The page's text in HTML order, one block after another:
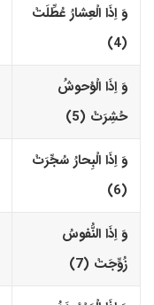
وَ اِذَا الْعِشارُ عُطِّلَتْ
(4)‏
وَ اِذَا الْوُحوشُ
حُشِرَتْ (5)‏
وَ اِذَا الْبِحارُ سُجِّرَتْ
(6)‏
وَ اِذَا النُّفوسُ
زُوِّجَتْ (7)‏